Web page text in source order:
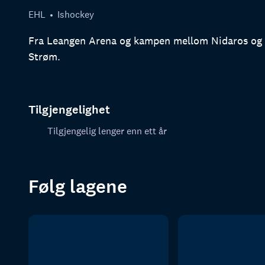
EHL Ishockey
Fra Leangen Arena og kampen mellom Nidaros
Strøm.
Tilgjengelighet
Tilgjengelig lenger enn ett år
Følg lagene